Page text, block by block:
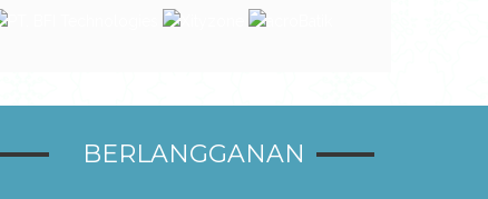
BERLANGGANAN